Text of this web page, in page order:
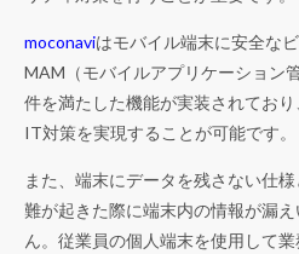
moconaviはモバイル端末に安全な
MAM（モバイルアプリケーション
件を満たした機能が実装されてお
IT対策を実現することが可能です。
また、端末にデータを残さない仕
難が起きた際に端末内の情報が漏
ん。従業員の個人端末を使用して